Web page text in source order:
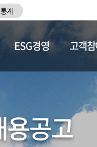
계
ESG경영 고객
공고